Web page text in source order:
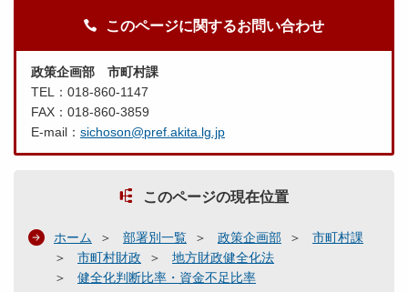
このページに関するお問い合わせ
政策企画部 市町村課
TEL：018-860-1147
FAX：018-860-3859
E-mail： sichoson@pref.akita.lg.jp
このページの現在位置
ホーム 部署別一覧 政策企画部
市町村課
市町村財政
地方財政健全化法
健全化判断比率・資金不足比率